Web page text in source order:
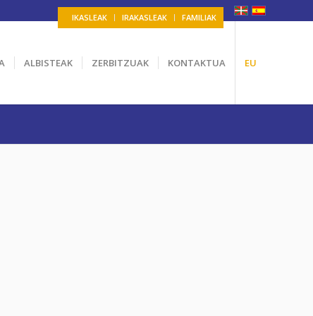
IKASLEAK IRAKASLEAK FAMILIAK
ALBISTEAK ZERBITZUAK KONTAKTUA EU